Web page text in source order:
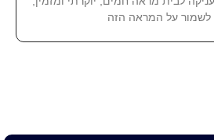
לשמור על המראה הזה